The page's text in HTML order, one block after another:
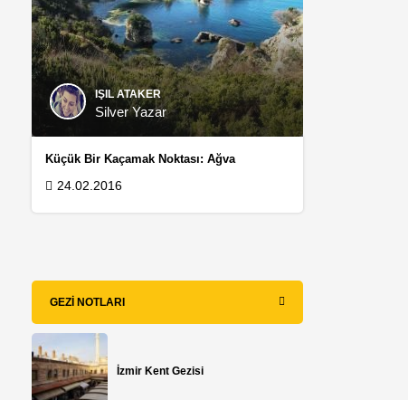
IŞIL ATAKER
Silver Yazar
Küçük Bir Kaçamak Noktası: Ağva
24.02.2016
GEZI NOTLARI
İzmir Kent Gezisi